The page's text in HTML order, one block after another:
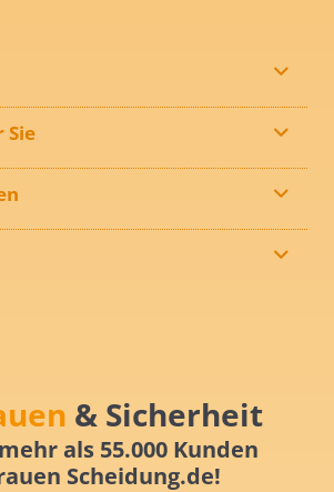
Sie
& Sicherheit
als 55.000 Kunden
Scheidung.de!